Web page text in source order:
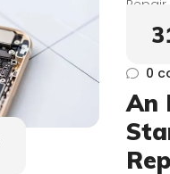
0
An